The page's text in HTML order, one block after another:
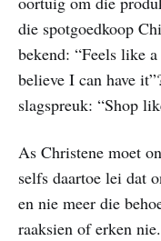
die spotgoedkoop
bekend: “Feels like
believe I can have
slagspreuk: “Shop
As Christene moet
selfs daartoe lei dat
en nie meer die
raaksien of erken